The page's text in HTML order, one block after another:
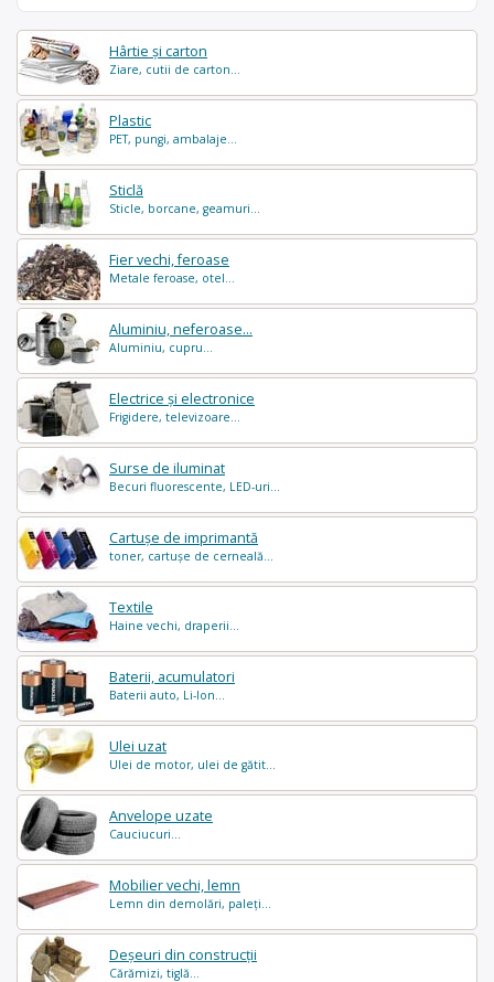
Hârtie și carton
Ziare, cutii de carton...
Plastic
PET, pungi, ambalaje...
Sticlă
Sticle, borcane, geamuri...
Fier vechi, feroase
Metale feroase, otel...
Aluminiu, neferoase...
Aluminiu, cupru...
Electrice și electronice
Frigidere, televizoare...
Surse de iluminat
Becuri fluorescente, LED-uri...
Cartușe de imprimantă
toner, cartușe de cerneală...
Textile
Haine vechi, draperii...
Baterii, acumulatori
Baterii auto, Li-Ion...
Ulei uzat
Ulei de motor, ulei de gătit...
Anvelope uzate
Cauciucuri...
Mobilier vechi, lemn
Lemn din demolări, paleți...
Deșeuri din construcții
Cărămizi, tiglă...